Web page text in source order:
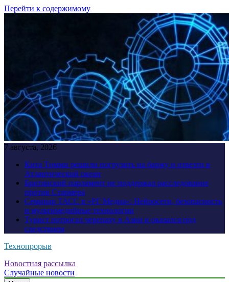
Перейти к содержимому
7 августа, 2026
Кита Тимми решили погрузить на баржу и отвезти в
Атлантический океан
Британский парламент не поддержал расследование
против Стармера
Семинар ТАСС в «РГ Медиа»: Нейросети, безопасность
и мультимедийные технологии
Турист потрогал черепаху в Азии и оказался под
следствием
Технопрорыв
Новостная рассылка
Случайные новости